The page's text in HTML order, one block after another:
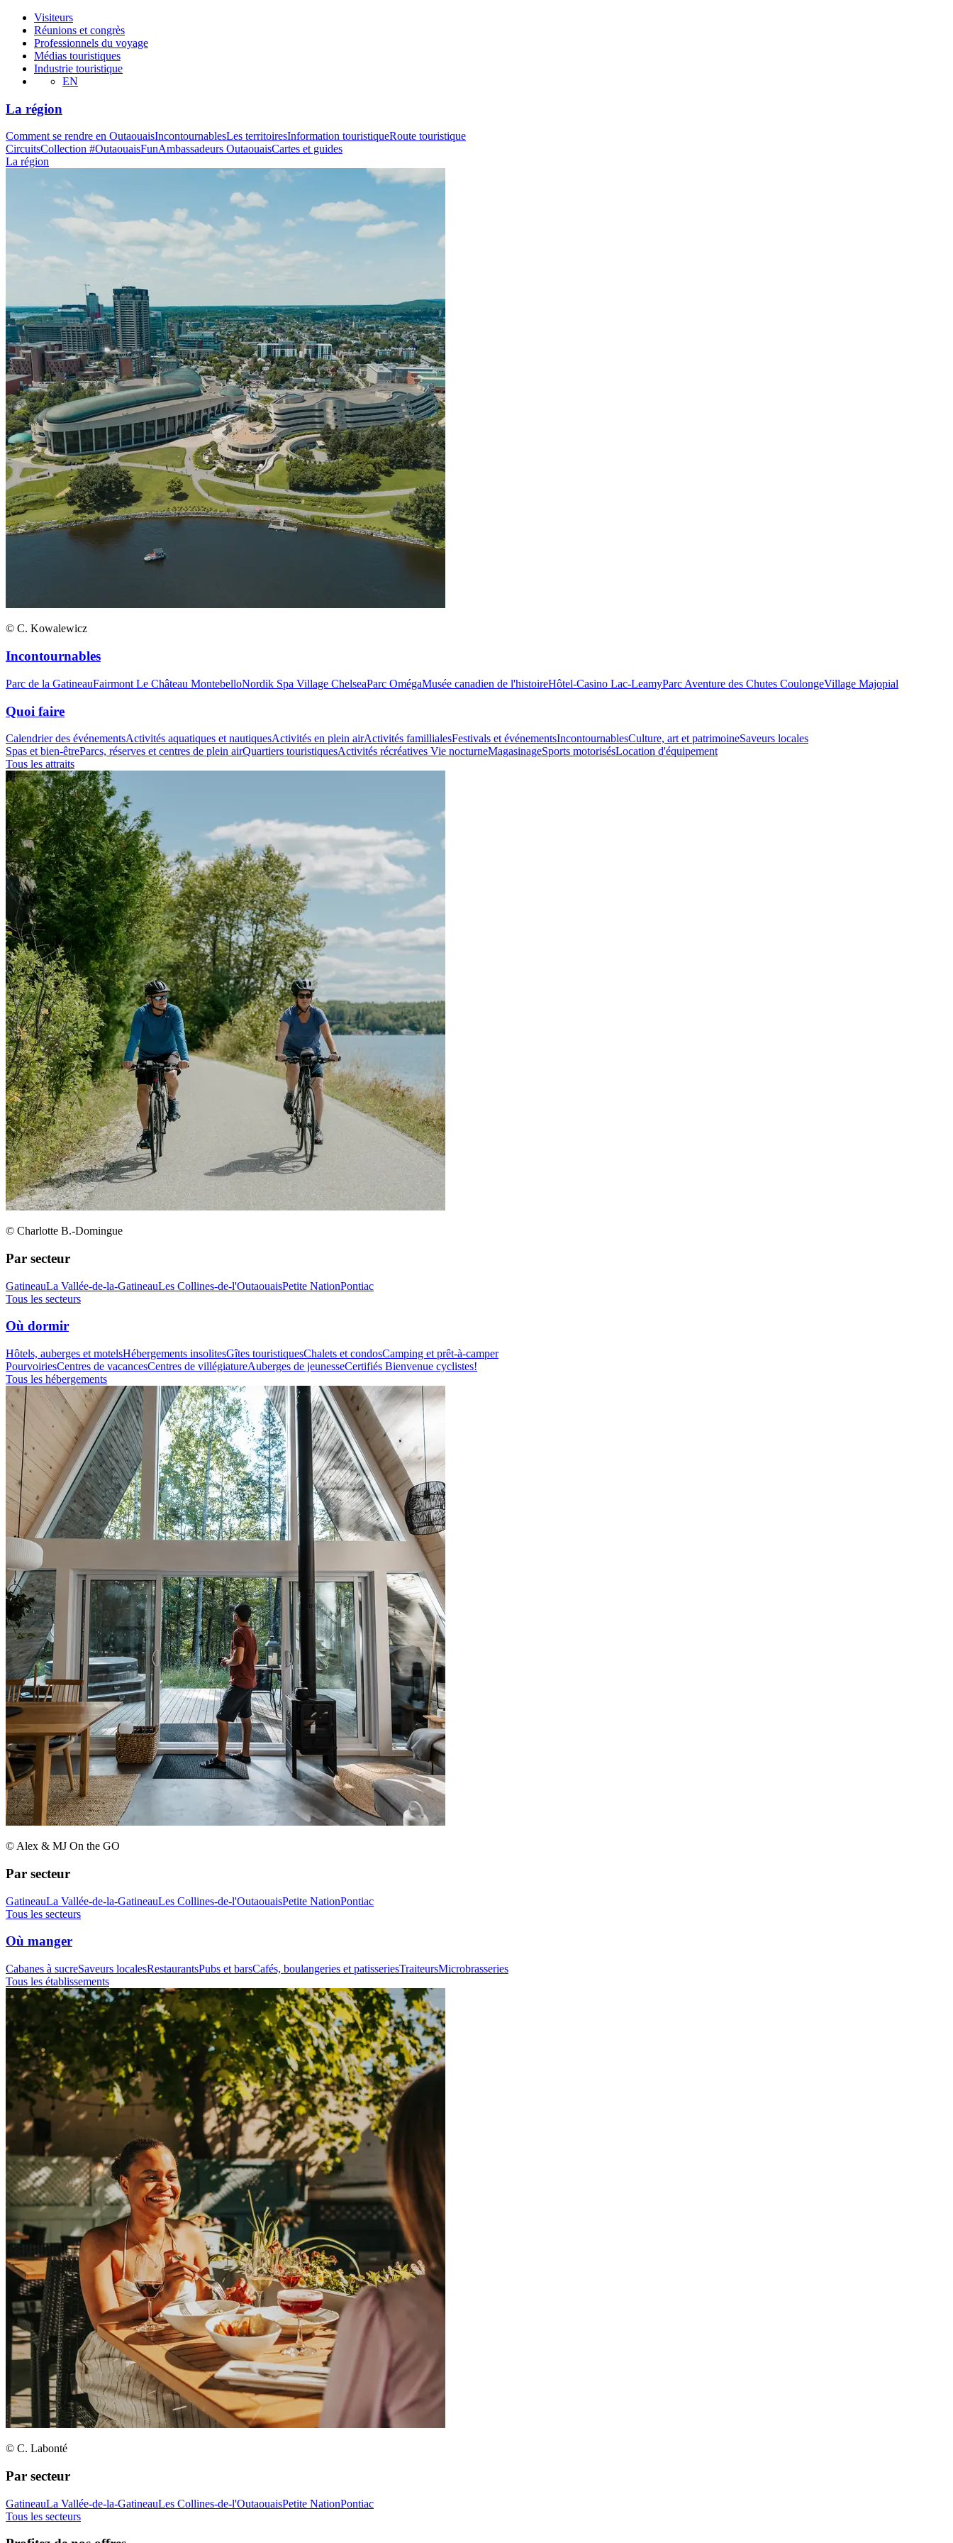
Visiteurs
Réunions et congrès
Professionnels du voyage
Médias touristiques
Industrie touristique
EN
La région
Comment se rendre en OutaouaisIncontournablesLes territoiresInformation touristiqueRoute touristique
CircuitsCollection #OutaouaisFunAmbassadeurs OutaouaisCartes et guides
La région
© C. Kowalewicz
Incontournables
Parc de la GatineauFairmont Le Château MontebelloNordik Spa Village ChelseaParc OmégaMusée canadien de l'histoireHôtel-Casino Lac-LeamyParc Aventure des Chutes CoulongeVillage Majopial
Quoi faire
Calendrier des événementsActivités aquatiques et nautiquesActivités en plein airActivités famillialesFestivals et événementsIncontournablesCulture, art et patrimoineSaveurs locales
Spas et bien-êtreParcs, réserves et centres de plein airQuartiers touristiquesActivités récréatives Vie nocturneMagasinageSports motorisésLocation d'équipement
Tous les attraits
© Charlotte B.-Domingue
Par secteur
GatineauLa Vallée-de-la-GatineauLes Collines-de-l'OutaouaisPetite NationPontiac
Tous les secteurs
Où dormir
Hôtels, auberges et motelsHébergements insolitesGîtes touristiquesChalets et condosCamping et prêt-à-camper
PourvoiriesCentres de vacancesCentres de villégiatureAuberges de jeunesseCertifiés Bienvenue cyclistes!
Tous les hébergements
© Alex & MJ On the GO
Par secteur
GatineauLa Vallée-de-la-GatineauLes Collines-de-l'OutaouaisPetite NationPontiac
Tous les secteurs
Où manger
Cabanes à sucreSaveurs localesRestaurantsPubs et barsCafés, boulangeries et patisseriesTraiteursMicrobrasseries
Tous les établissements
© C. Labonté
Par secteur
GatineauLa Vallée-de-la-GatineauLes Collines-de-l'OutaouaisPetite NationPontiac
Tous les secteurs